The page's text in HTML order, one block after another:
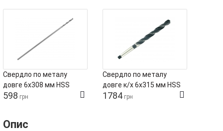
Свердло по металу
довге 6х308 мм HSS
Tivoly
598 грн
Свердло по металу
довге к/х 6х315 мм HSS
КМ1 Tivoly
1784 грн
Опис